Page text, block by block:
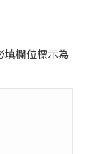
填欄位標示為